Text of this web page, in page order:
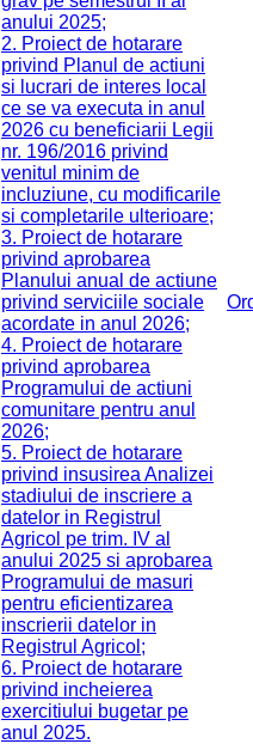
anului 2025;
2. Proiect de hotarare
privind Planul de actiuni
si lucrari de interes local
ce se va executa in anul
2026 cu beneficiarii Legii
nr. 196/2016 privind
venitul minim de
incluziune, cu modificarile
si completarile ulterioare;
3. Proiect de hotarare
privind aprobarea
Planului anual de actiune
privind serviciile sociale
acordate in anul 2026;
4. Proiect de hotarare
privind aprobarea
Programului de actiuni
comunitare pentru anul
2026;
5. Proiect de hotarare
privind insusirea Analizei
stadiului de inscriere a
datelor in Registrul
Agricol pe trim. IV al
anului 2025 si aprobarea
Programului de masuri
pentru eficientizarea
inscrierii datelor in
Registrul Agricol;
6. Proiect de hotarare
privind incheierea
exercitiului bugetar pe
anul 2025.